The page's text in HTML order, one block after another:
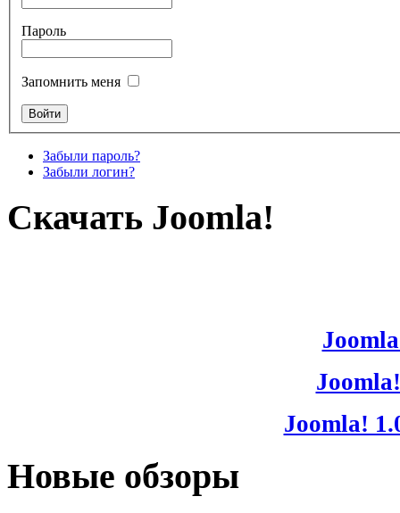
Пароль
Запомнить меня
Забыли пароль?
Забыли логин?
Скачать Joomla!
Joomla!
Новые обзоры